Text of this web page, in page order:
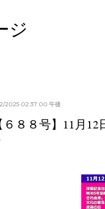
ジ
2025 02:37:00 午後
６８８号】11月12